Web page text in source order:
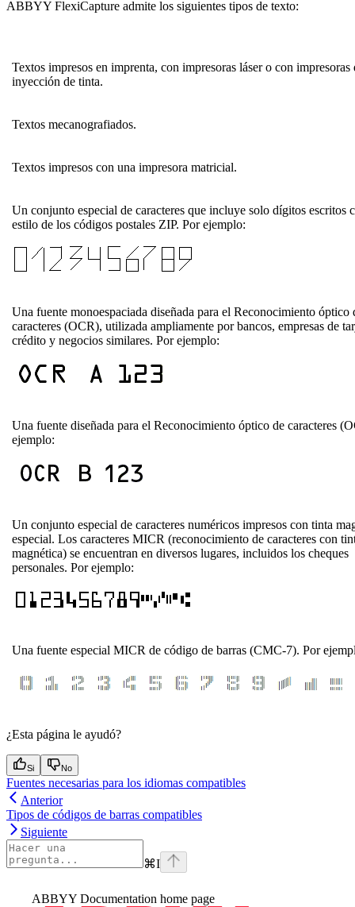
ABBYY FlexiCapture admite los siguientes tipos de texto:
Textos impresos en imprenta, con impresoras láser o con impresoras
inyección de tinta.
Textos mecanografiados.
Textos impresos con una impresora matricial.
Un conjunto especial de caracteres que incluye solo dígitos escritos
estilo de los códigos postales ZIP. Por ejemplo:
Una fuente monoespaciada diseñada para el Reconocimiento óptico
caracteres (OCR), utilizada ampliamente por bancos, empresas de
crédito y negocios similares. Por ejemplo:
Una fuente diseñada para el Reconocimiento óptico de caracteres
ejemplo:
Un conjunto especial de caracteres numéricos impresos con tinta
especial. Los caracteres MICR (reconocimiento de caracteres con
magnética) se encuentran en diversos lugares, incluidos los cheques
personales. Por ejemplo:
Una fuente especial MICR de código de barras (CMC-7). Por
¿Esta página le ayudó?
Si No
Fuentes necesarias para los idiomas compatibles
Anterior
Tipos de códigos de barras compatibles
Siguiente
⌘I
ABBYY Documentation home page